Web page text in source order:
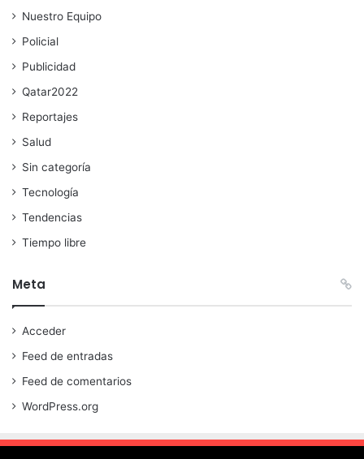
Nuestro Equipo
Policial
Publicidad
Qatar2022
Reportajes
Salud
Sin categoría
Tecnología
Tendencias
Tiempo libre
Meta
Acceder
Feed de entradas
Feed de comentarios
WordPress.org